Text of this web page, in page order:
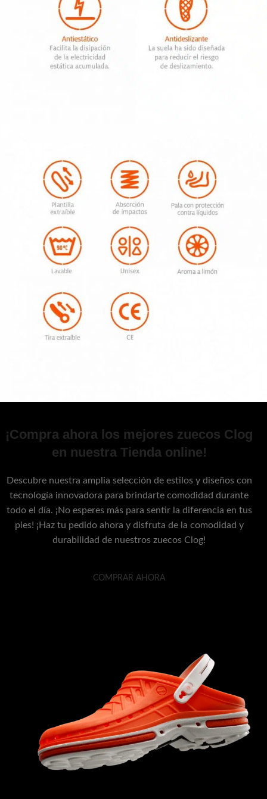
¡Compra ahora los mejores zuecos Clog
en nuestra Tienda online!
Descubre nuestra amplia selección de estilos y diseños con
tecnología innovadora para brindarte comodidad durante
todo el día. ¡No esperes más para sentir la diferencia en tus
pies! ¡Haz tu pedido ahora y disfruta de la comodidad y
durabilidad de nuestros zuecos Clog!
COMPRAR AHORA